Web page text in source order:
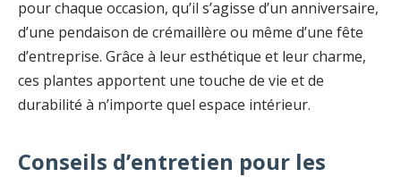
pour chaque occasion, qu’il s’agisse d’un anniversaire,
d’une pendaison de crémaillère ou même d’une fête
d’entreprise. Grâce à leur esthétique et leur charme,
ces plantes apportent une touche de vie et de
durabilité à n’importe quel espace intérieur.
Conseils d’entretien pour les